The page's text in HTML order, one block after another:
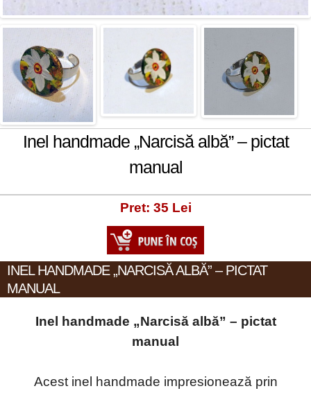
Inel handmade „Narcisă albă” – pictat
manual
Pret: 35 Lei
INEL HANDMADE „NARCISĂ ALBĂ” – PICTAT
MANUAL
Inel handmade „Narcisă albă” – pictat
manual
Acest inel handmade impresionează prin